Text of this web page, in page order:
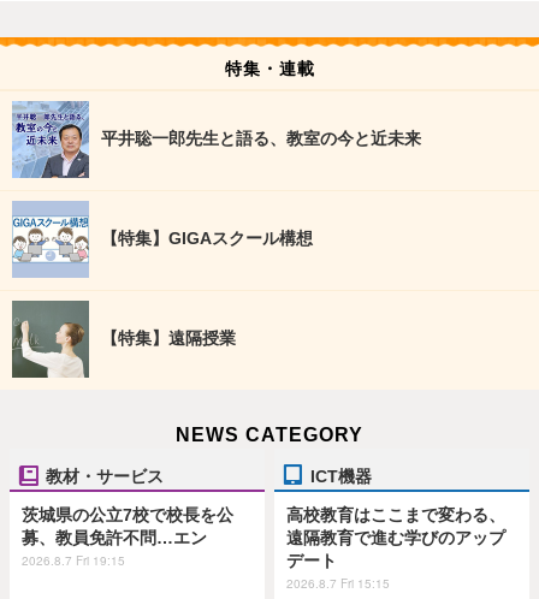
特集・連載
平井聡一郎先生と語る、教室の今と近未来
【特集】GIGAスクール構想
【特集】遠隔授業
NEWS CATEGORY
教材・サービス
茨城県の公立7校で校長を公
募、教員免許不問…エン
2026.8.7 Fri 19:15
ICT機器
高校教育はここまで変わる、
遠隔教育で進む学びのアップ
デート
2026.8.7 Fri 15:15